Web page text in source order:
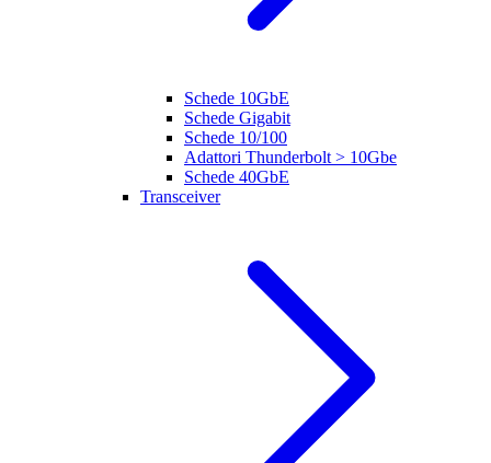
Schede 10GbE
Schede Gigabit
Schede 10/100
Adattori Thunderbolt > 10Gbe
Schede 40GbE
Transceiver